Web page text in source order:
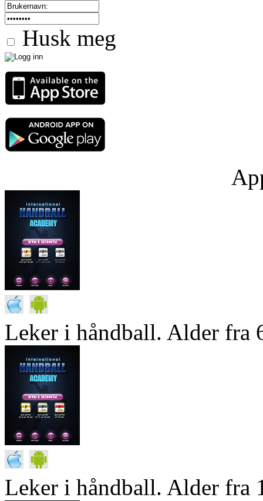
Husk meg
Leker i håndball. Alder fra
Leker i håndball. Alder fra